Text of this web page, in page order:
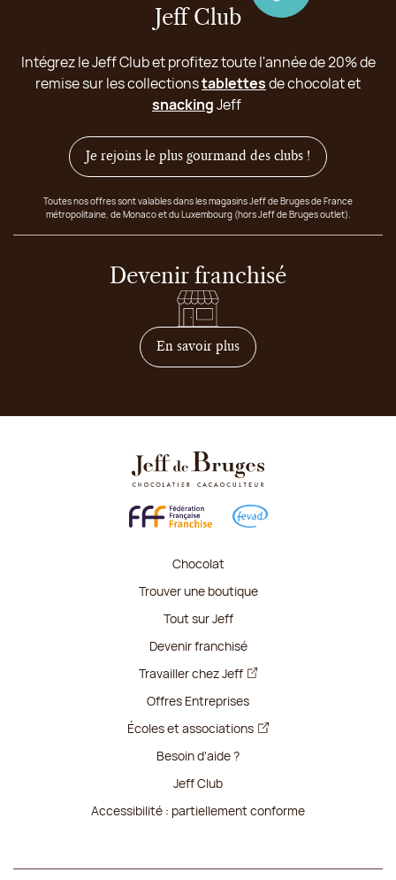
Jeff Club
Intégrez le Jeff Club et profitez toute l'année de 20% de
remise sur les collectionstablettesde chocolat et
snackingJeff
Je rejoins le plus gourmand des clubs !
Toutes nos offres sont valables dans les magasins Jeff de Bruges de France
métropolitaine, de Monaco et du Luxembourg (hors Jeff de Bruges outlet).
Devenir franchisé
En savoir plussur comment devenir
Chocolat
Trouver une boutique
Tout sur Jeff
Devenir franchisé
Travailler chez Jeff
Offres Entreprises
Écoles et associations
Besoin d'aide ?
Jeff Club
Accessibilité : partiellement conforme